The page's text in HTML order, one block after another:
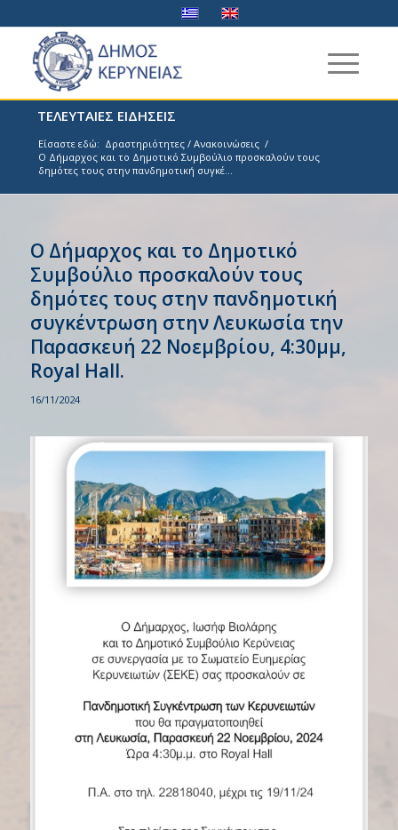
ΤΕΛΕΥΤΑΙΕΣ ΕΙΔΗΣΕΙΣ
Είσαστε εδώ: Δραστηριότητες / Ανακοινώσεις /
Ο Δήμαρχος και το Δημοτικό Συμβούλιο προσκαλούν τους
δημότες τους στην πανδημοτική συγκέ...
Ο Δήμαρχος και το Δημοτικό
Συμβούλιο προσκαλούν τους
δημότες τους στην πανδημοτική
συγκέντρωση στην Λευκωσία την
Παρασκευή 22 Νοεμβρίου, 4:30μμ,
Royal Hall.
16/11/2024